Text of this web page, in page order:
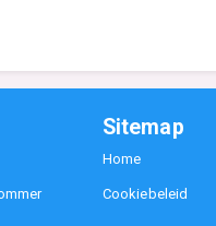
Sitemap
Home
Cookiebeleid